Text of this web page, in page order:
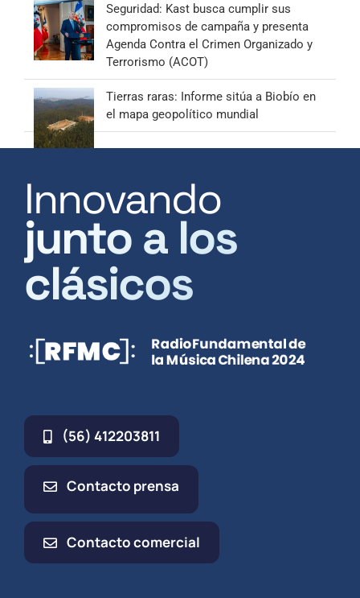
Seguridad: Kast busca cumplir sus
compromisos de campaña y presenta
Agenda Contra el Crimen Organizado y
Terrorismo (ACOT)
Tierras raras: Informe sitúa a Biobío en
el mapa geopolítico mundial
Innovando
junto a los
clásicos
(56) 412203811
Contacto prensa
Contacto comercial